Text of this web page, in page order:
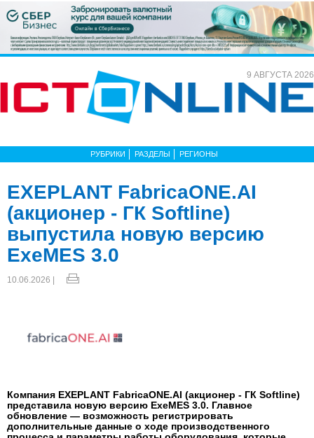
9 АВГУСТА 2026
РУБРИКИ РАЗДЕЛЫ РЕГИОНЫ
EXEPLANT FabricaONE.AI
(акционер - ГК Softline)
выпустила новую версию
ExeMES 3.0
10.06.2026 |
Компания EXEPLANT FabricaONE.AI (акционер - ГК Softline)
представила новую версию ExeMES 3.0. Главное
обновление — возможность регистрировать
дополнительные данные о ходе производственного